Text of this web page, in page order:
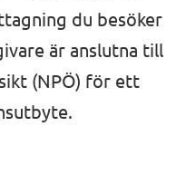
du besöker
är anslutna till
(NPÖ) för ett